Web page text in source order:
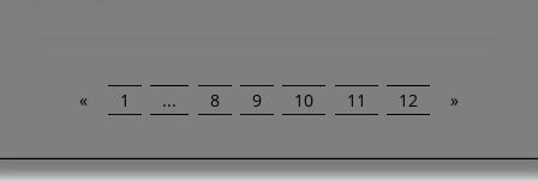
« 1 ... 8 9 10 11 12 »